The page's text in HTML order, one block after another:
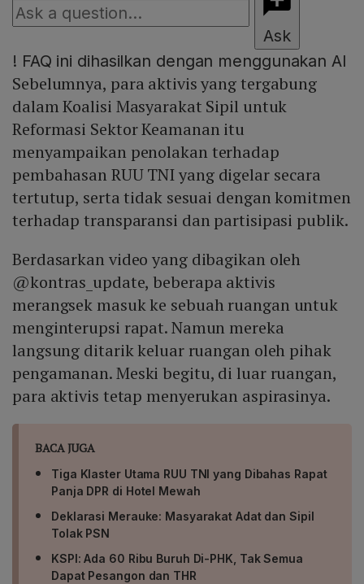
Ask
! FAQ ini dihasilkan dengan menggunakan AI
Sebelumnya, para aktivis yang tergabung
dalam Koalisi Masyarakat Sipil untuk
Reformasi Sektor Keamanan itu
menyampaikan penolakan terhadap
pembahasan RUU TNI yang digelar secara
tertutup, serta tidak sesuai dengan komitmen
terhadap transparansi dan partisipasi publik.
Berdasarkan video yang dibagikan oleh
@kontras_update, beberapa aktivis
merangsek masuk ke sebuah ruangan untuk
menginterupsi rapat. Namun mereka
langsung ditarik keluar ruangan oleh pihak
pengamanan. Meski begitu, di luar ruangan,
para aktivis tetap menyerukan aspirasinya.
BACA JUGA
Tiga Klaster Utama RUU TNI yang Dibahas Rapat
Panja DPR di Hotel Mewah
Deklarasi Merauke: Masyarakat Adat dan Sipil
Tolak PSN
KSPI: Ada 60 Ribu Buruh Di-PHK, Tak Semua
Dapat Pesangon dan THR